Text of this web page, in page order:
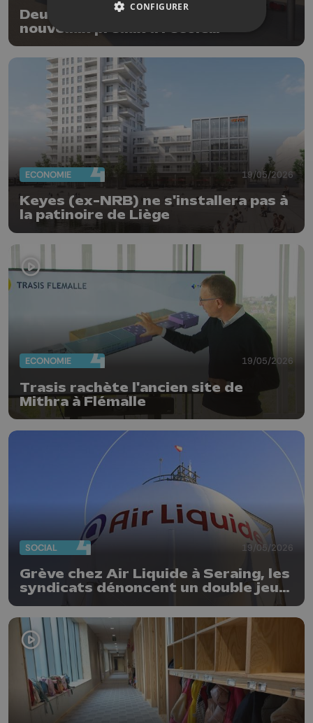
Deux nouvelles classes et deux
nouveaux préaux à l'école
communale d'Oreye
ECONOMIE 19/05/2026
Keyes (ex-NRB) ne s'installera pas à
la patinoire de Liège
ECONOMIE 19/05/2026
Trasis rachète l'ancien site de
Mithra à Flémalle
SOCIAL 19/05/2026
Grève chez Air Liquide à Seraing, les
syndicats dénoncent un double jeu
n’apprécient pas »
CONFIGURER